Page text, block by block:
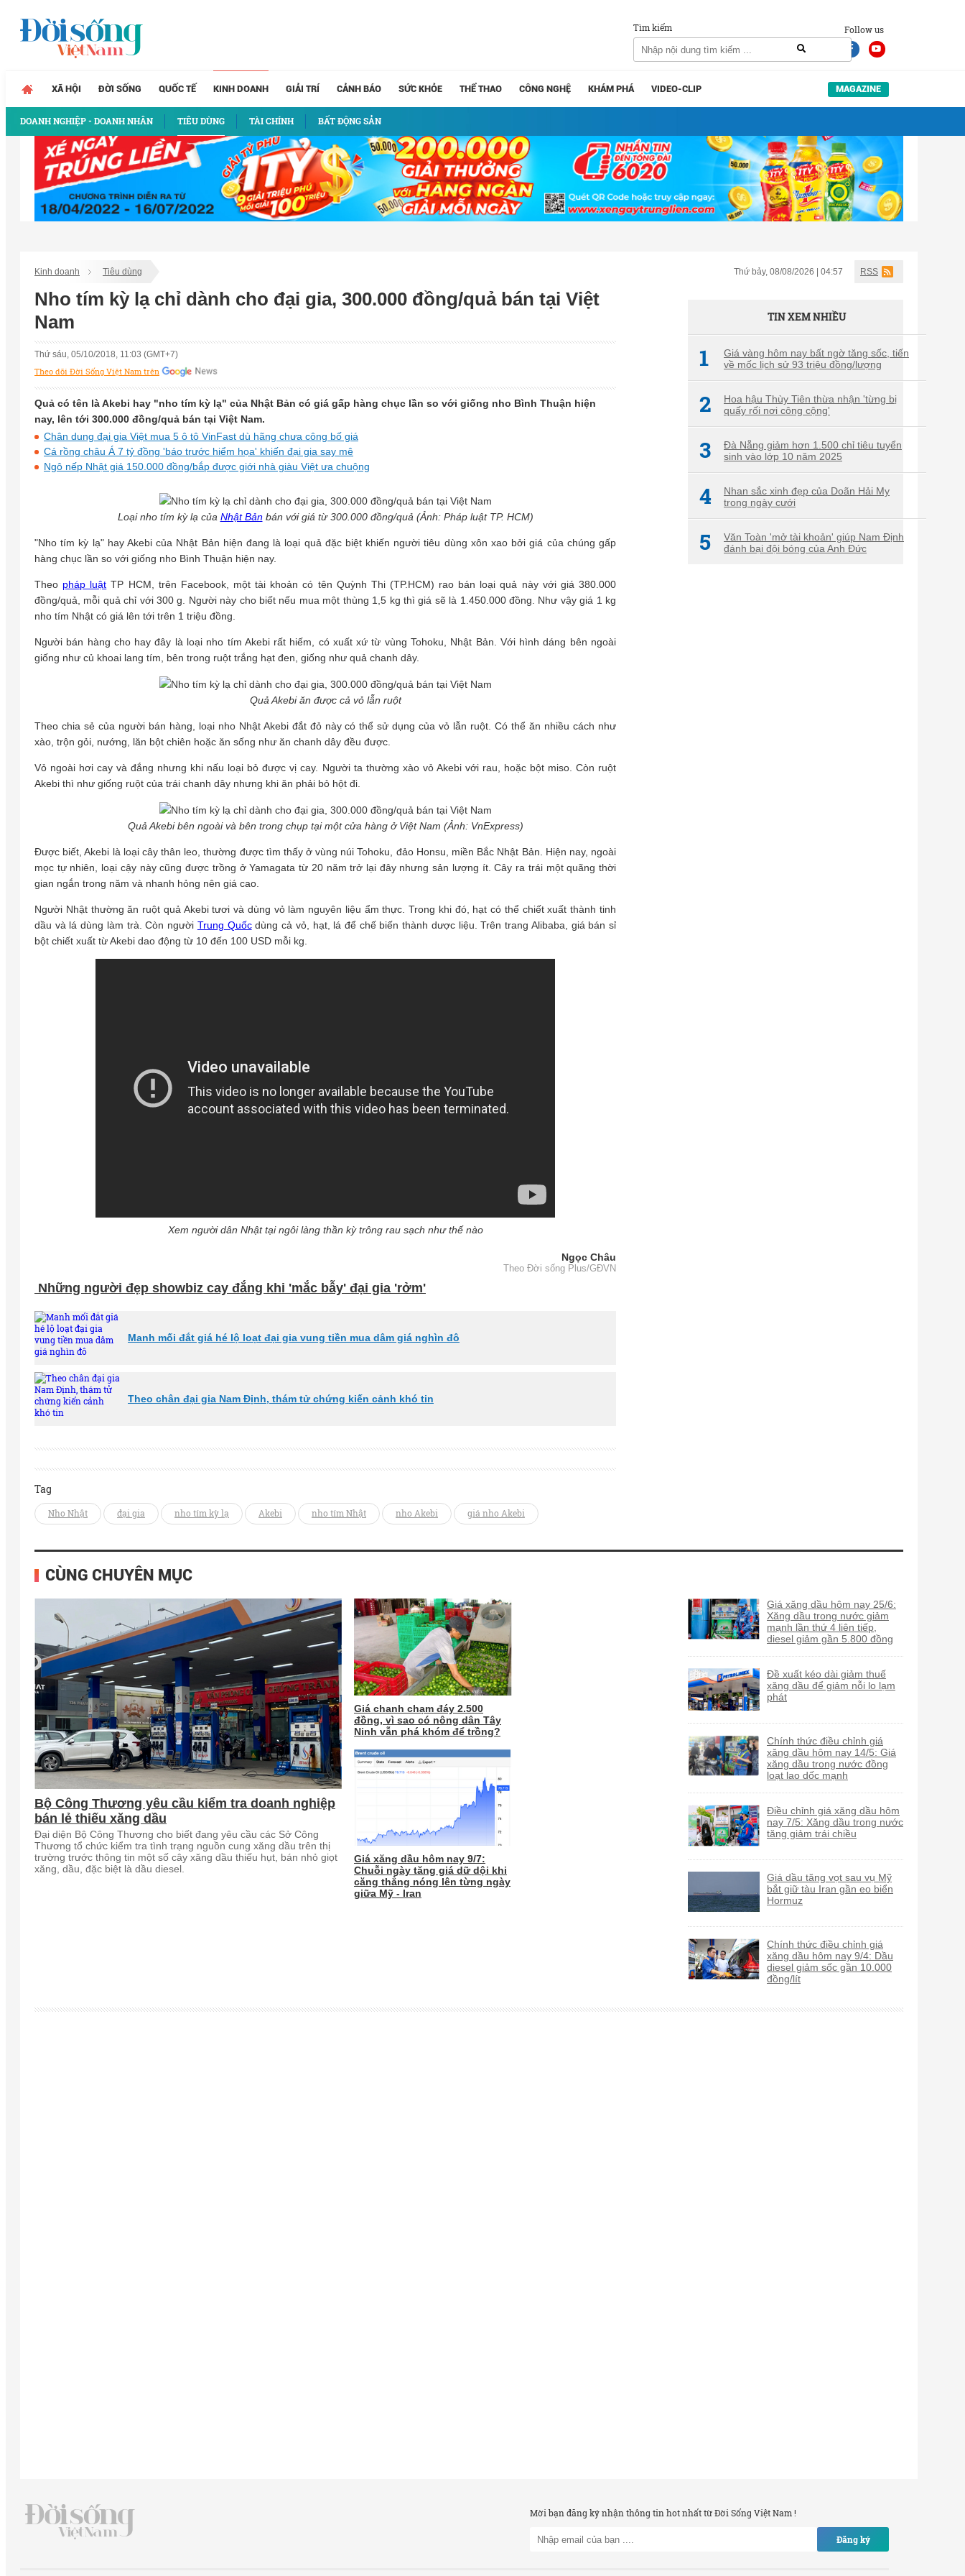
Follow us
Tìm kiếm
XÃ HỘI ĐỜI SỐNG QUỐC TẾ KINH DOANH
DOANH NGHIỆP - DOANH NHÂN TIÊU DÙNG TÀI CHÍNH BẤT ĐỘNG SẢN
GIẢI TRÍ CẢNH BÁO SỨC KHỎE THỂ THAO CÔNG NGHỆ KHÁM PHÁ VIDEO-CLIP MAGAZINE
Kinh doanh Tiêu dùng Thứ bảy, 08/08/2026 | 04:57 RSS
Nho tím kỳ lạ chỉ dành cho đại gia, 300.000 đồng/quả bán tại Việt
Nam
Thứ sáu, 05/10/2018, 11:03 (GMT+7)
Theo dõi Đời Sống Việt Nam trên
Quả có tên là Akebi hay "nho tím kỳ lạ" của Nhật Bản có giá gấp hàng chục lần so với giống nho Bình Thuận hiện
nay, lên tới 300.000 đồng/quả bán tại Việt Nam.
Chân dung đại gia Việt mua 5 ô tô VinFast dù hãng chưa công bố giá
Cá rồng châu Á 7 tỷ đồng 'báo trước hiểm họa' khiến đại gia say mê
Ngô nếp Nhật giá 150.000 đồng/bắp được giới nhà giàu Việt ưa chuộng
Loại nho tím kỳ lạ của Nhật Bảnbán với giá từ 300.000 đồng/quả (Ảnh: Pháp luật TP. HCM)
"Nho tím kỳ lạ" hay Akebi của Nhật Bản hiện đang là loại quả đặc biệt khiến người tiêu dùng xôn xao bởi giá của chúng gấp
hàng chục lần so với giống nho Bình Thuận hiện nay.
Theo pháp luật TP HCM, trên Facebook, một tài khoản có tên Quỳnh Thi (TP.HCM) rao bán loại quả này với giá 380.000
đồng/quả, mỗi quả chỉ với 300 g. Người này cho biết nếu mua một thùng 1,5 kg thì giá sẽ là 1.450.000 đồng. Như vậy giá 1 kg
nho tím Nhật có giá lên tới trên 1 triệu đồng.
Người bán hàng cho hay đây là loại nho tím Akebi rất hiếm, có xuất xứ từ vùng Tohoku, Nhật Bản. Với hình dáng bên ngoài
giống như củ khoai lang tím, bên trong ruột trắng hạt đen, giống như quả chanh dây.
Quả Akebi ăn được cả vỏ lẫn ruột
Theo chia sẻ của người bán hàng, loại nho Nhật Akebi đắt đỏ này có thể sử dụng của vỏ lẫn ruột. Có thể ăn nhiều cách như
xào, trộn gỏi, nướng, lăn bột chiên hoặc ăn sống như ăn chanh dây đều được.
Vỏ ngoài hơi cay và đắng nhưng khi nấu loại bỏ được vị cay. Người ta thường xào vỏ Akebi với rau, hoặc bột miso. Còn ruột
Akebi thì như giống ruột của trái chanh dây nhưng khi ăn phải bỏ hột đi.
Quả Akebi bên ngoài và bên trong chụp tại một cửa hàng ở Việt Nam (Ảnh: VnExpress)
Được biết, Akebi là loại cây thân leo, thường được tìm thấy ở vùng núi Tohoku, đảo Honsu, miền Bắc Nhật Bản. Hiện nay, ngoài
mọc tự nhiên, loại cậy này cũng được trồng ở Yamagata từ 20 năm trở lại đây nhưng sản lượng ít. Cây ra trái một quãng thời
gian ngắn trong năm và nhanh hỏng nên giá cao.
Người Nhật thường ăn ruột quả Akebi tươi và dùng vỏ làm nguyên liệu ẩm thực. Trong khi đó, hạt có thể chiết xuất thành tinh
dầu và lá dùng làm trà. Còn người Trung Quốcdùng cả vỏ, hạt, lá để chế biến thành dược liệu. Trên trang Alibaba, giá bán sỉ
bột chiết xuất từ Akebi dao động từ 10 đến 100 USD mỗi kg.
Xem người dân Nhật tại ngôi làng thần kỳ trông rau sạch như thế nào
Ngọc Châu
Theo Đời sống Plus/GĐVN
Những người đẹp showbiz cay đắng khi 'mắc bẫy' đại gia 'rởm'
Manh mối đắt giá hé lộ loạt đại gia vung tiền mua dâm giá nghìn đô
Theo chân đại gia Nam Định, thám tử chứng kiến cảnh khó tin
Tag
Nho Nhật đại gia nho tím kỳ lạ Akebi nho tím Nhật nho Akebi giá nho Akebi
TIN XEM NHIỀU
1
Giá vàng hôm nay bất ngờ tăng sốc, tiến
về mốc lịch sử 93 triệu đồng/lượng
2
Hoa hậu Thùy Tiên thừa nhận 'từng bị
quấy rối nơi công cộng'
3
Đà Nẵng giảm hơn 1.500 chỉ tiêu tuyển
sinh vào lớp 10 năm 2025
4
Nhan sắc xinh đẹp của Doãn Hải My
trong ngày cưới
5
Văn Toàn 'mở tài khoản' giúp Nam Định
đánh bại đội bóng của Anh Đức
CÙNG CHUYÊN MỤC
Bộ Công Thương yêu cầu kiểm tra doanh nghiệp
bán lẻ thiếu xăng dầu
Đại diện Bộ Công Thương cho biết đang yêu cầu các Sở Công
Thương tổ chức kiểm tra tình trạng nguồn cung xăng dầu trên thị
trường trước thông tin một số cây xăng dầu thiếu hụt, bán nhỏ giọt
xăng, dầu, đặc biệt là dầu diesel.
Giá chanh chạm đáy 2.500
đồng, vì sao có nông dân Tây
Ninh vẫn phá khóm để trồng?
Giá xăng dầu hôm nay 9/7:
Chuỗi ngày tăng giá dữ dội khi
căng thẳng nóng lên từng ngày
giữa Mỹ - Iran
Giá xăng dầu hôm nay 25/6:
Xăng dầu trong nước giảm
mạnh lần thứ 4 liên tiếp,
diesel giảm gần 5.800 đồng
Đề xuất kéo dài giảm thuế
xăng dầu để giảm nỗi lo lạm
phát
Chính thức điều chỉnh giá
xăng dầu hôm nay 14/5: Giá
xăng dầu trong nước đồng
loạt lao dốc mạnh
Điều chỉnh giá xăng dầu hôm
nay 7/5: Xăng dầu trong nước
tăng giảm trái chiều
Giá dầu tăng vọt sau vụ Mỹ
bắt giữ tàu Iran gần eo biển
Hormuz
Chính thức điều chỉnh giá
xăng dầu hôm nay 9/4: Dầu
diesel giảm sốc gần 10.000
đồng/lít
Mời bạn đăng ký nhận thông tin hot nhất từ Đời Sống Việt Nam !
Đăng ký